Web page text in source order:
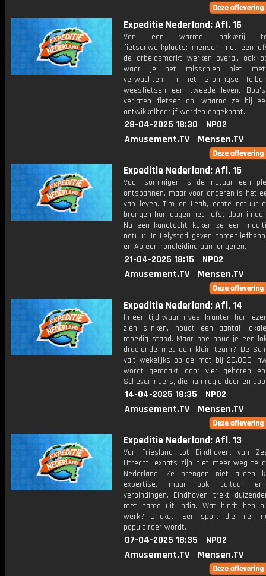
Expeditie Nederland: Afl. 16
Van een warme bakkerij
fietsenwerkplaats: mensen met een
de arbeidsmarkt werken overal, ook
waar je het misschien niet
verwachten. In het Groningse
weesfietsen een tweede leven.
verlaten fietsen op, waarna ze bij
ontwikkelbedrijf worden opgeknapt.
28-04-2025 18:30
NPO2
Amusement.TV
Mensen.TV
Expeditie Nederland: Afl. 15
Voor sommigen is de natuur een
ontspannen, maar voor anderen is het
van leven. Tim en Leah, echte
brengen hun dagen het liefst door in de
Na een kanotocht koken ze een
natuur. In Lelystad geven
en Ab een rondleiding aan jongeren.
21-04-2025 18:15
NPO2
Amusement.TV
Mensen.TV
Expeditie Nederland: Afl. 14
In een tijd waarin veel kranten hun
zien slinken, houdt een aantal
moedig stand. Maar hoe houd je een
draaiende met een klein team? De
valt wekelijks op de mat bij 26.000
wordt gemaakt door vier geboren
Scheveningers, die hun regio door en
14-04-2025 18:35
NPO2
Amusement.TV
Mensen.TV
Expeditie Nederland: Afl. 13
Van Friesland tot Eindhoven, van
Utrecht: expats zijn niet meer weg te
Nederland. Ze brengen niet alleen
expertise, maar ook cultuur en
verbindingen. Eindhoven trekt
met name uit India. Wat bindt hen
werk? Cricket! Een sport die hier
populairder wordt.
07-04-2025 18:35
NPO2
Amusement.TV
Mensen.TV